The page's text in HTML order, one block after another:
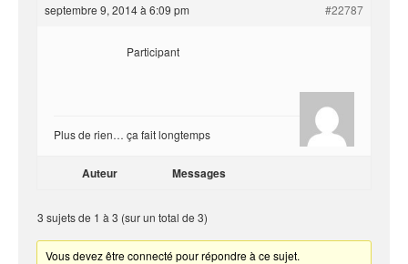
septembre 9, 2014 à 6:09 pm #22787
Natsu
Participant
Plus de rien… ça fait longtemps
Auteur Messages
3 sujets de 1 à 3 (sur un total de 3)
Vous devez être connecté pour répondre à ce sujet.